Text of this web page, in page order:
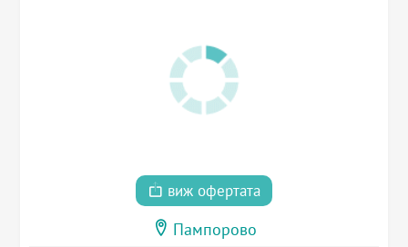
виж офертата
Пампорово